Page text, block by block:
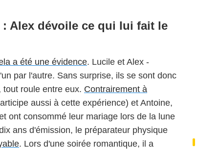
Alex dévoile ce qui lui fait le
a été une évidence. Lucile et Alex -
par l'autre. Sans surprise, ils se sont donc
roule entre eux. Contrairement à
aussi à cette expérience) et Antoine,
ont consommé leur mariage lors de la lune
ans d'émission, le préparateur physique
. Lors d'une soirée romantique, il a